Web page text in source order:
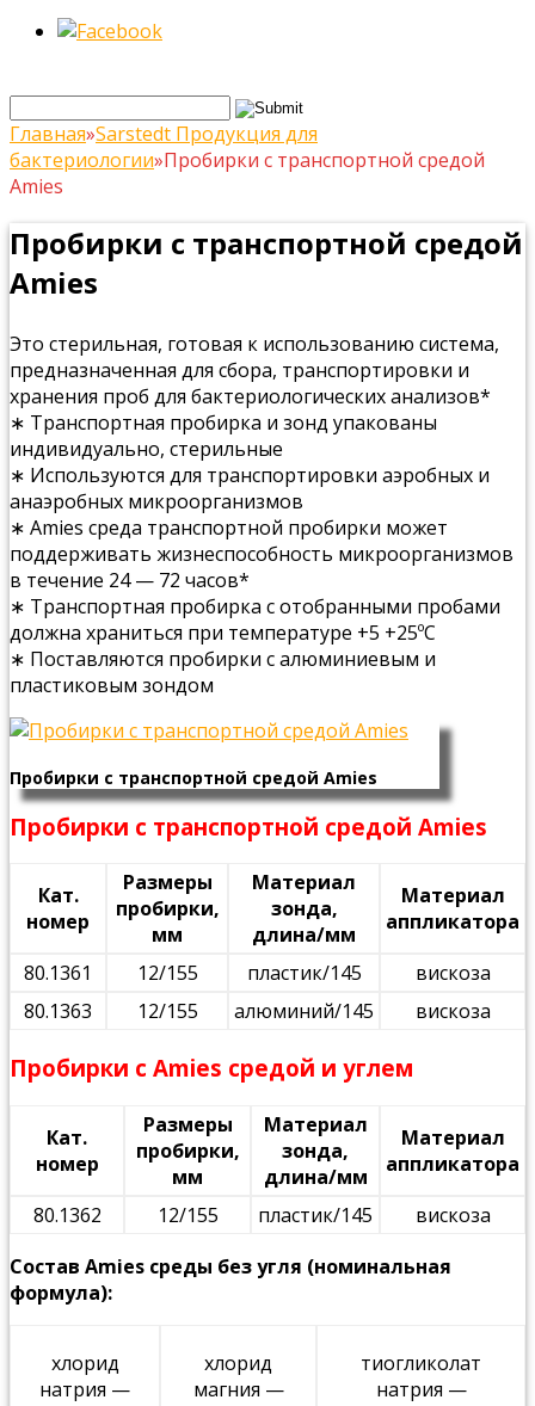
Главная»Sarstedt Продукция для
бактериологии»Пробирки с транспортной средой
Amies
Пробирки с транспортной средой
Amies
Это стерильная, готовая к использованию система,
предназначенная для сбора, транспортировки и
хранения проб для бактериологических анализов*
∗ Транспортная пробирка и зонд упакованы
индивидуально, стерильные
∗ Используются для транспортировки аэробных и
анаэробных микроорганизмов
∗ Amies среда транспортной пробирки может
поддерживать жизнеспособность микроорганизмов
в течение 24 — 72 часов*
∗ Транспортная пробирка с отобранными пробами
должна храниться при температуре +5 +25ºС
∗ Поставляются пробирки с алюминиевым и
пластиковым зондом
Пробирки с транспортной средой Amies
Пробирки с транспортной средой Amies
Кат.
номер
Размеры
пробирки,
мм
Материал
зонда,
длина/мм
Материал
аппликатора
80.1361
12/155 пластик/145
вискоза
80.1363
12/155 алюминий/145 вискоза
Пробирки с Amies средой и углем
Кат.
номер
Размеры
пробирки,
мм
Материал
зонда,
длина/мм
Материал
аппликатора
80.1362
12/155 пластик/145
вискоза
Состав Amies среды без угля (номинальная
формула):
хлорид
натрия —
хлорид
магния —
тиогликолат
натрия —